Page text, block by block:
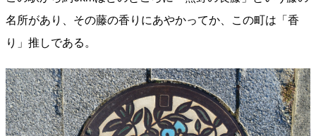
名所があり、その藤の香りにあやかってか、この町は「香
り」推しである。